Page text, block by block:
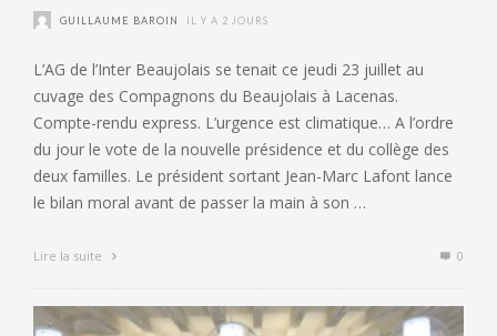
GUILLAUME BAROIN IL Y A 2 JOURS
L’AG de l’Inter Beaujolais se tenait ce jeudi 23 juillet au
cuvage des Compagnons du Beaujolais à Lacenas.
Compte-rendu express. L’urgence est climatique… A l’ordre
du jour le vote de la nouvelle présidence et du collège des
deux familles. Le président sortant Jean-Marc Lafont lance
le bilan moral avant de passer la main à son …
Lire la suite 0